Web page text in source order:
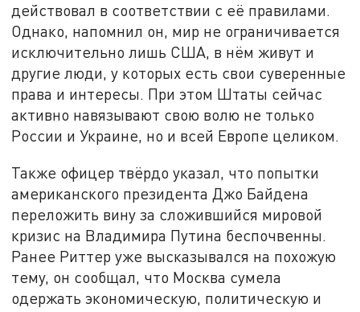
действовал в соответствии с её правилами.
Однако, напомнил он, мир не ограничивается
исключительно лишь США, в нём живут и
другие люди, у которых есть свои суверенные
права и интересы. При этом Штаты сейчас
активно навязывают свою волю не только
России и Украине, но и всей Европе целиком.
Также офицер твёрдо указал, что попытки
американского президента Джо Байдена
переложить вину за сложившийся мировой
кризис на Владимира Путина беспочвенны.
Ранее Риттер уже высказывался на похожую
тему, он сообщал, что Москва сумела
одержать экономическую, политическую и